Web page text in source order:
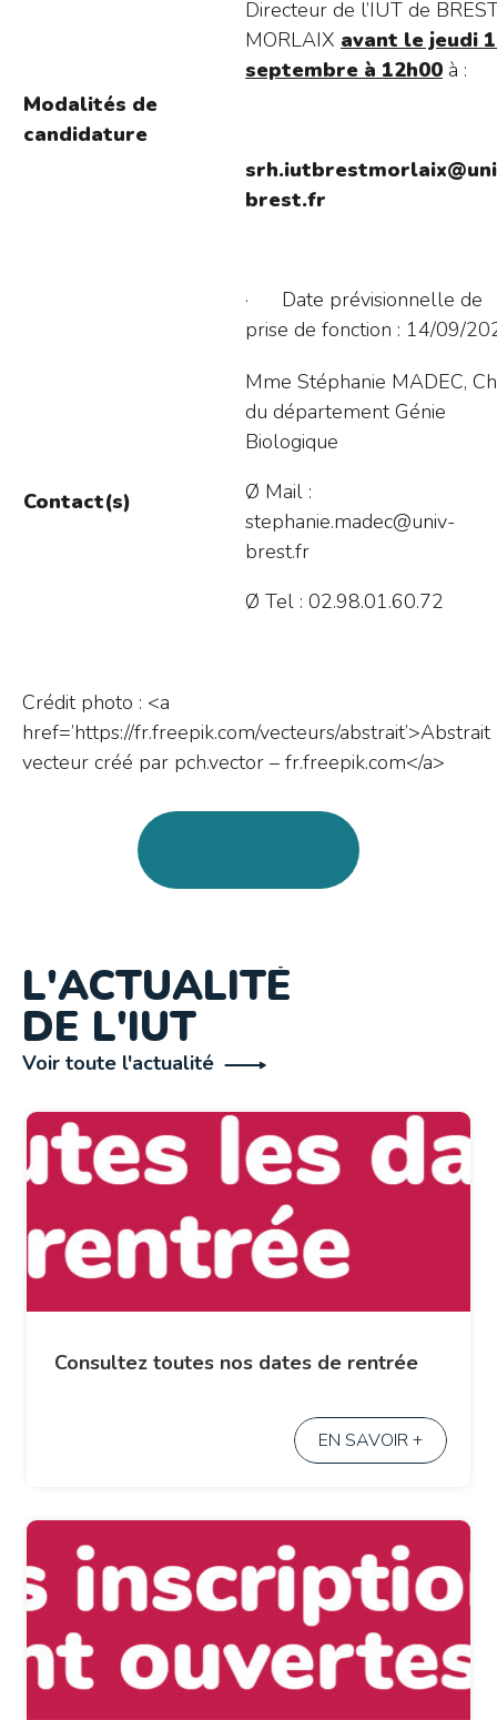
Modalités de
candidature
Directeur de l’IUT de
MORLAIX avant le jeudi
septembre à 12h00 à :
brest.fr
· Date prévisionnelle de
prise de fonction : 14/09/
Contact(s)
Mme Stéphanie MADEC,
du département Génie
Biologique
Ø Mail :
stephanie.madec@univ-
brest.fr
Ø Tel : 02.98.01.60.72
Crédit photo : <a
href=’https://fr.freepik.com/vecteurs/abstrait’>Abstrait
vecteur créé par pch.vector – fr.freepik.com</a>
L'ACTUALITÉ
DE L'IUT
Voir toute l'actualité
Consultez toutes nos dates de rentrée
EN SAVOIR +